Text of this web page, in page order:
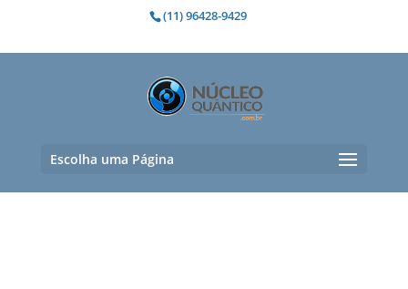
(11) 96428-9429
Escolha uma Página